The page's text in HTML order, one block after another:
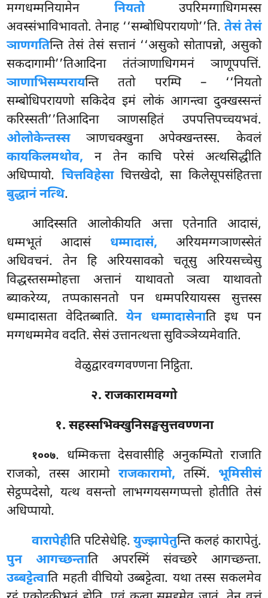
मग्गधम्मनियामेन नियतोउपरिमग्गाधिगमस्स
अवस्संभाविभावतो. तेनाह ‘‘सम्बोधिपरायणो’’ति. तेसं तेसं
ञाणगतिन्ति तेसं तेसं सत्तानं ‘‘असुको सोतापन्नो, असुको
सकदागामी’’तिआदिना तंतंञाणाधिगमनं ञाणूपपत्तिं.
ञाणाभिसम्परायन्ति ततो परम्पि – ‘‘नियतो
सम्बोधिपरायणो सकिदेव इमं लोकं आगन्त्वा दुक्खस्सन्तं
करिस्सती’’तिआदिना ञाणसहितं उपपत्तिपच्चयभवं.
ओलोकेन्तस्सञाणचक्खुना अपेक्खन्तस्स. केवलं
कायकिलमथोव, न तेन काचि परेसं अत्थसिद्धीति
अधिप्पायो. चित्तविहेसाचित्तखेदो, सा किलेसूपसंहितत्ता
बुद्धानं नत्थि.
आदिस्सति आलोकीयति अत्ता एतेनाति आदासं,
धम्मभूतं आदासं धम्मादासं, अरियमग्गञाणस्सेतं
अधिवचनं. तेन हि अरियसावको चतूसु अरियसच्चेसु
विद्धस्तसम्मोहत्ता अत्तानं याथावतो ञत्वा याथावतो
ब्याकरेय्य, तप्पकासनतो पन धम्मपरियायस्स सुत्तस्स
धम्मादासता वेदितब्बाति.येन धम्मादासेनाति इध पन
मग्गधम्ममेव वदति. सेसं उत्तानत्थत्ता सुविञ्ञेय्यमेवाति.
वेळुद्वारवग्गवण्णना निट्ठिता.
२. राजकारामवग्गो
१. सहस्सभिक्खुनिसङ्घसुत्तवण्णना
१००७. धम्मिकत्तादेसवासीहि अनुकम्पितो राजाति
राजको, तस्स आरामो राजकारामो, तस्मिं. भूमिसीसं
सेट्ठप्पदेसो, यत्थ वसन्तो लाभग्गयसग्गप्पत्तो होतीति तेसं
अधिप्पायो.
वारापेहीति पटिसेधेहि.युज्झापेतुन्ति कलहं कारापेतुं.
पुन आगच्छन्ताति अपरस्मिं संवच्छरे आगच्छन्ता.
उब्बट्टेत्वाति महती वीचियो उब्बट्टेत्वा. यथा तस्स सकलमेव